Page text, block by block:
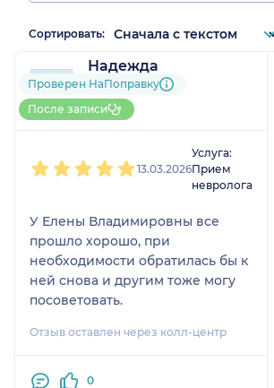
Сортировать:
Надежда
1 отзыв
До 10 записей через
НаПоправку
Проверен НаПоправку
После записи
13.03.2026
Услуга:
Прием
невролога
У Елены Владимировны все
прошло хорошо, при
необходимости обратилась бы к
ней снова и другим тоже могу
посоветовать.
Отзыв оставлен через колл-центр
0